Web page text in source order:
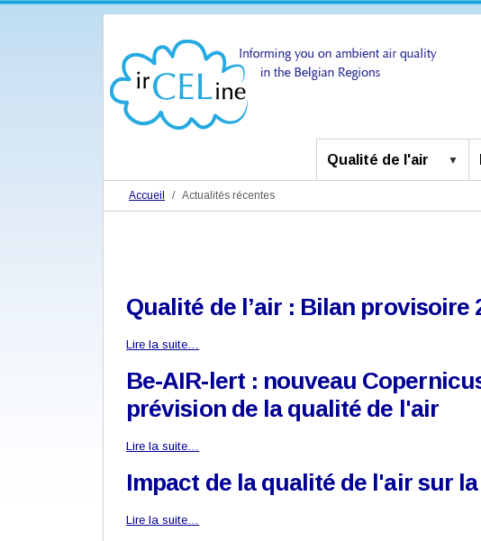
Qualité de l'air
Accueil Actualités récentes
Qualité de l’air : Bilan provisoire
Lire la suite…
Be-AIR-lert : nouveau
prévision de la qualité de l'air
Lire la suite…
Impact de la qualité de l'air sur
Lire la suite…